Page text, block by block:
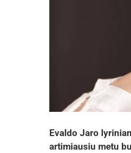
Evaldo Jaro
artimiausiu metu